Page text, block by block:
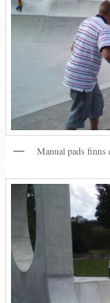
Manual pads finns